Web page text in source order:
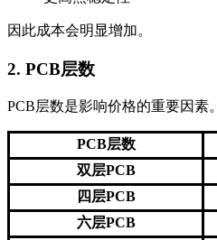
因此成本会明显增加。
2. PCB层数
PCB层数是影响价格的重要因素。
PCB层数
双层PCB
四层PCB
六层PCB